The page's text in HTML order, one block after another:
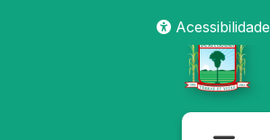
Acessibilidade